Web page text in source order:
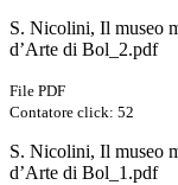
S. Nicolini, Il museo
d’Arte di Bol_2.pdf
File PDF
Contatore click: 52
S. Nicolini, Il museo
d’Arte di Bol_1.pdf